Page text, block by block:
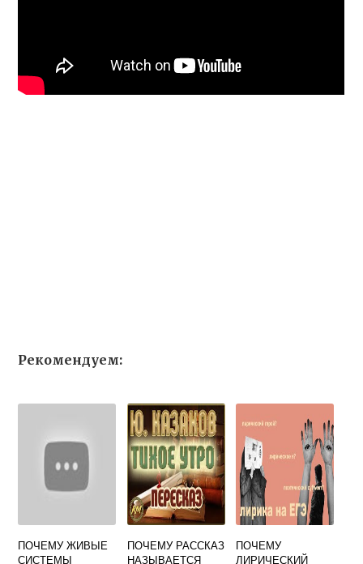
Рекомендуем:
ПОЧЕМУ ЖИВЫЕ
СИСТЕМЫ
ПОЧЕМУ РАССКАЗ
НАЗЫВАЕТСЯ
ПОЧЕМУ
ЛИРИЧЕСКИЙ